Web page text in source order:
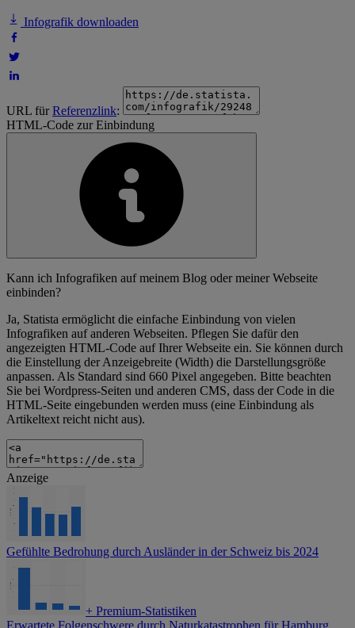
Infografik downloaden
URL fürReferenzlink:
HTML-Code zur Einbindung
Kann ich Infografiken auf meinem Blog oder meiner Webseite
einbinden?
Ja, Statista ermöglicht die einfache Einbindung von vielen
Infografiken auf anderen Webseiten. Pflegen Sie dafür den
angezeigten HTML-Code auf Ihrer Webseite ein. Sie können durch
die Einstellung der Anzeigebreite (Width) die Darstellungsgröße
anpassen. Als Standard sind 660 Pixel angegeben. Bitte beachten
Sie bei Wordpress-Seiten und anderen CMS, dass der Code in die
HTML-Seite eingebunden werden muss (eine Einbindung als
Artikeltext reicht nicht aus).
Anzeige
Gefühlte Bedrohung durch Ausländer in der Schweiz bis 2024
+ Premium-Statistiken